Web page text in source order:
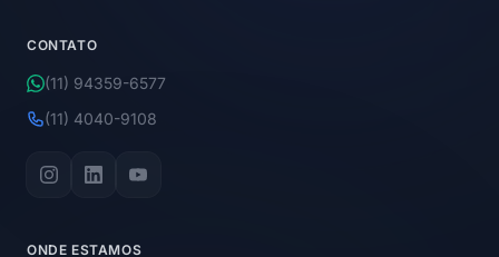
CONTATO
(11) 94359-6577
(11) 4040-9108
ONDE ESTAMOS